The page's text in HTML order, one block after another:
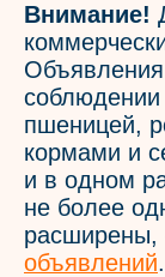
Внимание!
Объявления
соблюдении
пшеницей,
кормами и
и в одном
не более
расширены,
объявлений.